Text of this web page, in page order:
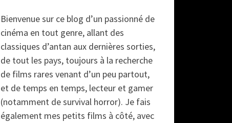
Bienvenue sur ce blog d’un passionné de
cinéma en tout genre, allant des
classiques d’antan aux dernières sorties,
de tout les pays, toujours à la recherche
de films rares venant d’un peu partout,
et de temps en temps, lecteur et gamer
(notamment de survival horror). Je fais
également mes petits films à côté, avec